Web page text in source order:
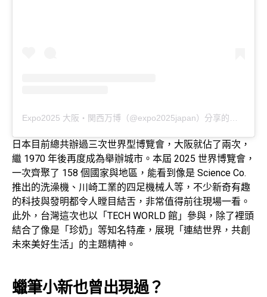
日本目前總共辦過三次世界型博覽會，大阪就佔了兩次，
繼 1970 年後再度成為舉辦城市。本屆 2025 世界博覽會，
一次齊聚了 158 個國家與地區，能看到像是 Science Co.
推出的洗澡機、川崎工業的四足機械人等，不少新奇有趣
的科技與發明都令人瞠目結舌，非常值得前往現場一看。
此外，台灣這次也以「TECH WORLD 館」參與，除了裡頭
結合了像是「珍奶」等知名特產，展現「連結世界，共創
未來美好生活」的主題精神。
蠟筆小新也曾出現過？